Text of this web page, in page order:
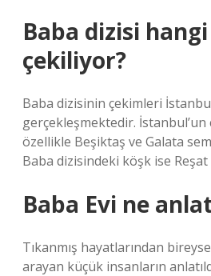
Baba dizisi
çekiliyor?
Baba dizisinin çekimleri
gerçekleşmektedir.
özellikle Beşiktaş ve Galata
Baba dizisindeki köşk ise Reşat
Baba Evi ne
Tıkanmış hayatlarından
arayan küçük insanların